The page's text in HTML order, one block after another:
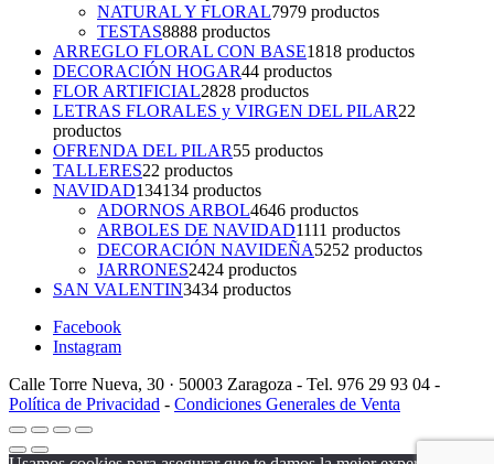
NATURAL Y FLORAL7979 productos
TESTAS8888 productos
ARREGLO FLORAL CON BASE1818 productos
DECORACIÓN HOGAR44 productos
FLOR ARTIFICIAL2828 productos
LETRAS FLORALES y VIRGEN DEL PILAR22
productos
OFRENDA DEL PILAR55 productos
TALLERES22 productos
NAVIDAD134134 productos
ADORNOS ARBOL4646 productos
ARBOLES DE NAVIDAD1111 productos
DECORACIÓN NAVIDEÑA5252 productos
JARRONES2424 productos
SAN VALENTIN3434 productos
Facebook
Instagram
Calle Torre Nueva, 30 · 50003 Zaragoza - Tel. 976 29 93 04 -
Política de Privacidad - Condiciones Generales de Venta